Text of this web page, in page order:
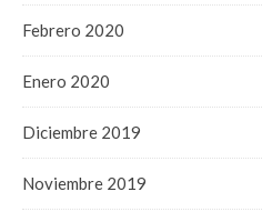
Febrero 2020
Enero 2020
Diciembre 2019
Noviembre 2019